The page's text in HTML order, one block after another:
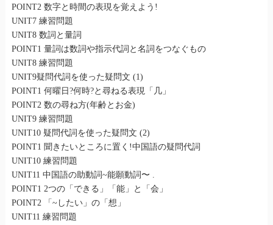
POINT2 数字と時間の表現を覚えよう!
UNIT7 練習問題
UNIT8 数詞と量詞
POINT1 量詞は数詞や指示代詞と名詞をつなぐもの
UNIT8 練習問題
UNIT9疑問代詞を使った疑問文 (1)
POINT1 何曜日?何時?と尋ねる表現「几」
POINT2 数の尋ね方(年齢とお金)
UNIT9 練習問題
UNIT10 疑問代詞を使った疑問文 (2)
POINT1 聞きたいところに置く!中国語の疑問代詞
UNIT10 練習問題
UNIT11 中国語の助動詞~能願動詞〜 .
POINT1 2つの「できる」「能」と「会」
POINT2 「~したい」の「想」
UNIT11 練習問題